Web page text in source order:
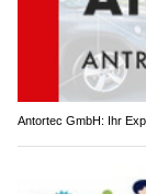
Antortec GmbH: Ihr